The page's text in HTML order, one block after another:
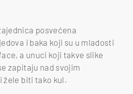
posvećena
i baka koji su u mladosti
a unuci koji takve slike
zapitaju nad svojim
žele biti tako kul.